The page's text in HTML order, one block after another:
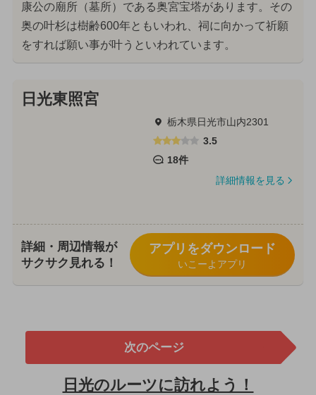
康公の廟所（墓所）である奥宮宝塔があります。その
奥の叶杉は樹齢600年ともいわれ、祠に向かって祈願
をすれば願い事が叶うといわれています。
日光東照宮
栃木県日光市山内2301
3.5
18件
詳細情報を見る
詳細・周辺情報が
サクサク見れる！
アプリをダウンロード
いこーよアプリ
次のページ
日光のルーツに訪れよう！